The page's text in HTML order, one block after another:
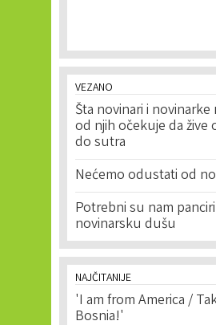
VEZANO
Šta novinari i
od njih očekuje da žive
do sutra
Nećemo odustati od
Potrebni su nam
novinarsku dušu
NAJČITANIJE
'I am from America /
Bosnia!'